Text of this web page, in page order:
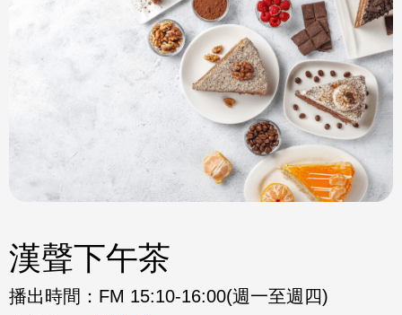
漢聲下午茶
播出時間： FM 15:10-16:00(週一至週四)